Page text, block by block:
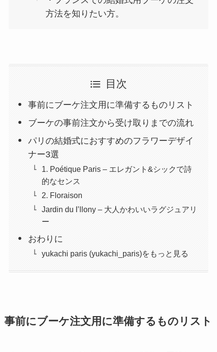
方法を知りたい方。
目次
事前にブーケ注文用に準備するものリスト
ブーケの事前注文から受け取りまでの流れ
パリの結婚式におすすめのフラワーデザイ
ナー3選
1. Poétique Paris – エレガント&シックで詩
的なセンス
2. Floraison
Jardin du I’llony – 大人かわいいラグジュアリ
ー
おわりに
yukachi paris (yukachi_paris)をもっと見る
事前にブーケ注文用に準備するものリスト